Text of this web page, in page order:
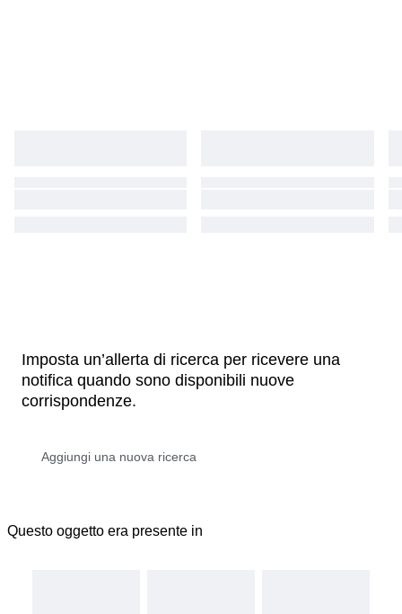
Imposta un’allerta di ricerca per ricevere una
notifica quando sono disponibili nuove
corrispondenze.
Questo oggetto era presente in